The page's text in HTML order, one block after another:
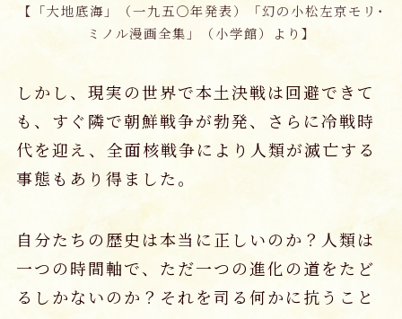
【「大地底海」（一九五〇年発表）「幻の小松左京モリ･
ミノル漫画全集」（小学館）より】
しかし、現実の世界で本土決戦は回避できて
も、すぐ隣で朝鮮戦争が勃発、さらに冷戦時
代を迎え、全面核戦争により人類が滅亡する
事態もあり得ました。
自分たちの歴史は本当に正しいのか？人類は
一つの時間軸で、ただ一つの進化の道をたど
るしかないのか？それを司る何かに抗うこと